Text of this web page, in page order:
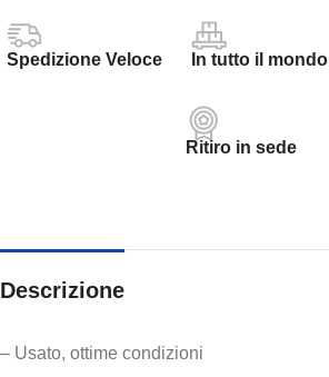
Spedizione Veloce In tutto il mondo
Ritiro in sede
Descrizione
– Usato, ottime condizioni